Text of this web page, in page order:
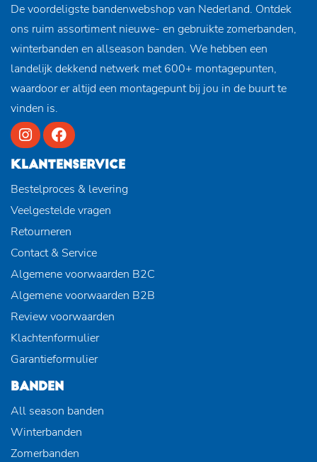
De voordeligste bandenwebshop van Nederland. Ontdek
ons ruim assortiment nieuwe- en gebruikte zomerbanden,
winterbanden en allseason banden. We hebben een
landelijk dekkend netwerk met 600+ montagepunten,
waardoor er altijd een montagepunt bij jou in de buurt te
vinden is.
KLANTENSERVICE
Bestelproces & levering
Veelgestelde vragen
Retourneren
Contact & Service
Algemene voorwaarden B2C
Algemene voorwaarden B2B
Review voorwaarden
Klachtenformulier
Garantieformulier
BANDEN
All season banden
Winterbanden
Zomerbanden